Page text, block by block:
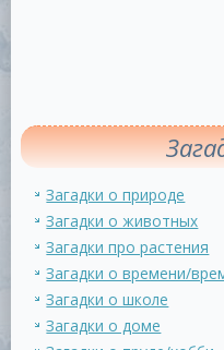
Загадки о природе
Загадки о животных
Загадки про растения
Загадки о времени/
Загадки о школе
Загадки о доме